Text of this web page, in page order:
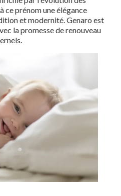
ce prénom une élégance
et modernité. Genaro est
la promesse de renouveau